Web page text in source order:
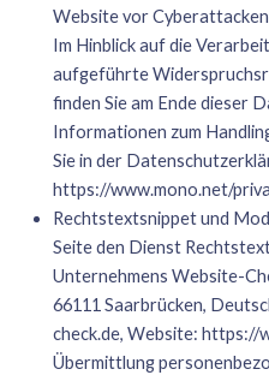
Website vor
Im Hinblick auf die
aufgeführte
finden Sie am Ende dieser
Informationen zum
Sie in der
https://www.mono.net/
Rechtstextsnippet und
Seite den Dienst
Unternehmens Website-
66111 Saarbrücken,
check.de, Website: https://
Übermittlung